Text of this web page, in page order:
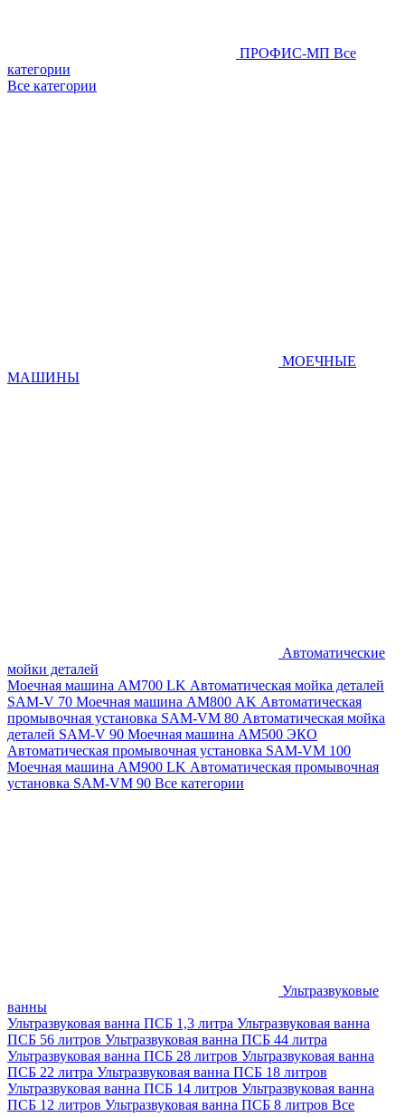
ПРОФИС-МП Все
категории
Все категории
МОЕЧНЫЕ
МАШИНЫ
Автоматические
мойки деталей
Моечная машина AM700 LK Автоматическая мойка деталей
SAM-V 70 Моечная машина АМ800 AK Автоматическая
промывочная установка SAM-VM 80 Автоматическая мойка
деталей SAM-V 90 Моечная машина АМ500 ЭКО
Автоматическая промывочная установка SAM-VM 100
Моечная машина AM900 LK Автоматическая промывочная
установка SAM-VM 90 Все категории
Ультразвуковые
ванны
Ультразвуковая ванна ПСБ 1,3 литра Ультразвуковая ванна
ПСБ 56 литров Ультразвуковая ванна ПСБ 44 литра
Ультразвуковая ванна ПСБ 28 литров Ультразвуковая ванна
ПСБ 22 литра Ультразвуковая ванна ПСБ 18 литров
Ультразвуковая ванна ПСБ 14 литров Ультразвуковая ванна
ПСБ 12 литров Ультразвуковая ванна ПСБ 8 литров Все